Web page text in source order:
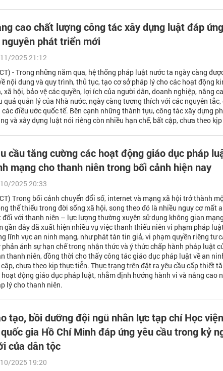
cao chất lượng công tác xây dựng luật đáp
phát triển mới
2025 21:12
- Trong những năm qua, hệ thống pháp luật nước ta ngày càng
nội dung và quy trình, thủ tục, tạo cơ sở pháp lý cho các hoạt động
xã hội, bảo vệ các quyền, lợi ích của người dân, doanh nghiệp, nâng
quả quản lý của Nhà nước, ngày càng tương thích với các nguyên
các điều ước quốc tế. Bên cạnh những thành tựu, công tác xây dựng
và xây dựng luật nói riêng còn nhiều hạn chế, bất cập, chưa theo
cầu tăng cường các hoạt động giáo dục pháp
mạng cho thanh niên trong bối cảnh hiện nay
2025 20:33
Trong bối cảnh chuyển đổi số, internet và mạng xã hội trở thành
thể thiếu trong đời sống xã hội, song theo đó là nhiều nguy cơ mất
đối với thanh niên – lực lượng thường xuyên sử dụng không gian
gần đây đã xuất hiện nhiều vụ việc thanh thiếu niên vi phạm pháp
lĩnh vực an ninh mạng, như phát tán tin giả, vi phạm quyền riêng tư
phản ánh sự hạn chế trong nhận thức và ý thức chấp hành pháp luật
thanh niên, đồng thời cho thấy công tác giáo dục pháp luật về an
chưa theo kịp thực tiễn. Thực trạng trên đặt ra yêu cầu cấp thiết
hoạt động giáo dục pháp luật, nhằm định hướng hành vi và nâng cao
lý cho thanh niên.
tạo, bồi dưỡng đội ngũ nhân lực tạp chí Học
gia Hồ Chí Minh đáp ứng yêu cầu trong kỷ
của dân tộc
2025 19:20